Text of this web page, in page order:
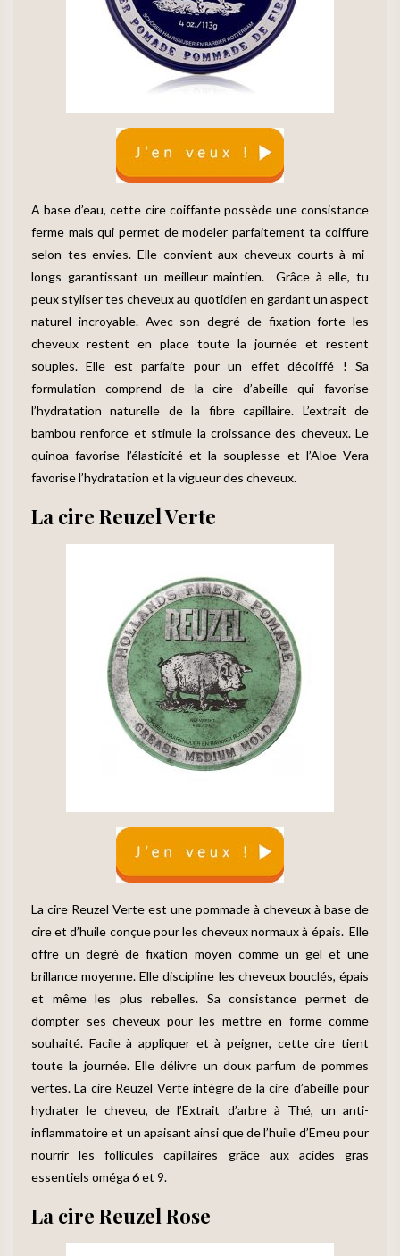
A base d’eau, cette cire coiffante possède une consistance
ferme mais qui permet de modeler parfaitement ta coiffure
selon tes envies. Elle convient aux cheveux courts à mi-
longs garantissant un meilleur maintien. Grâce à elle, tu
peux styliser tes cheveux au quotidien en gardant un aspect
naturel incroyable. Avec son degré de fixation forte les
cheveux restent en place toute la journée et restent
souples. Elle est parfaite pour un effet décoiffé ! Sa
formulation comprend de la cire d’abeille qui favorise
l’hydratation naturelle de la fibre capillaire. L’extrait de
bambou renforce et stimule la croissance des cheveux. Le
quinoa favorise l’élasticité et la souplesse et l’Aloe Vera
favorise l’hydratation et la vigueur des cheveux.
La cire Reuzel Verte
La cire Reuzel Verte est une pommade à cheveux à base de
cire et d’huile conçue pour les cheveux normaux à épais. Elle
offre un degré de fixation moyen comme un gel et une
brillance moyenne. Elle discipline les cheveux bouclés, épais
et même les plus rebelles. Sa consistance permet de
dompter ses cheveux pour les mettre en forme comme
souhaité. Facile à appliquer et à peigner, cette cire tient
toute la journée. Elle délivre un doux parfum de pommes
vertes. La cire Reuzel Verte intègre de la cire d’abeille pour
hydrater le cheveu, de l’Extrait d’arbre à Thé, un anti-
inflammatoire et un apaisant ainsi que de l’huile d’Emeu pour
nourrir les follicules capillaires grâce aux acides gras
essentiels oméga 6 et 9.
La cire Reuzel Rose